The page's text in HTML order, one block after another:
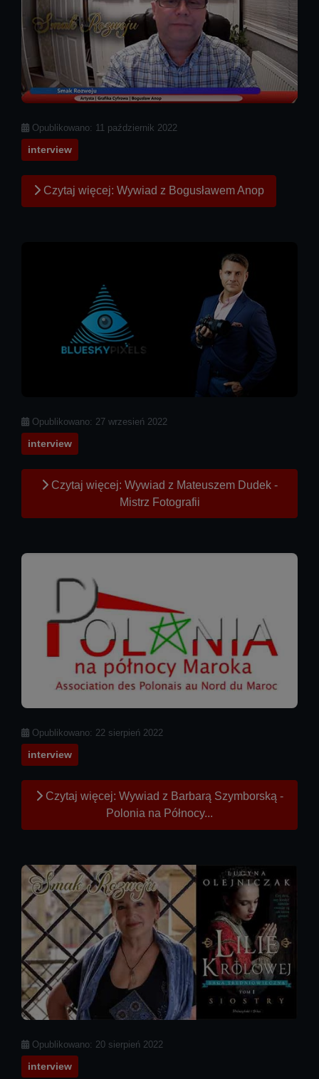
Szczegóły
Opublikowano: 11 październik 2022
interview
Czytaj więcej: Wywiad z Bogusławem Anop
Szczegóły
Opublikowano: 27 wrzesień 2022
interview
Czytaj więcej: Wywiad z Mateuszem Dudek -
Mistrz Fotografii
Szczegóły
Opublikowano: 22 sierpień 2022
interview
Czytaj więcej: Wywiad z Barbarą Szymborską -
Polonia na Północy...
Szczegóły
Opublikowano: 20 sierpień 2022
interview